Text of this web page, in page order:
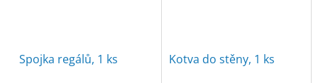
Spojka regálů, 1 ks Kotva do stěny, 1 ks